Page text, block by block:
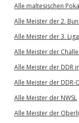
Alle maltesischen
Alle Meister der 2.
Alle Meister der 3. Liga
Alle Meister der
Alle Meister der DDR
Alle Meister der DDR-
Alle Meister der NWSL
Alle Meister der